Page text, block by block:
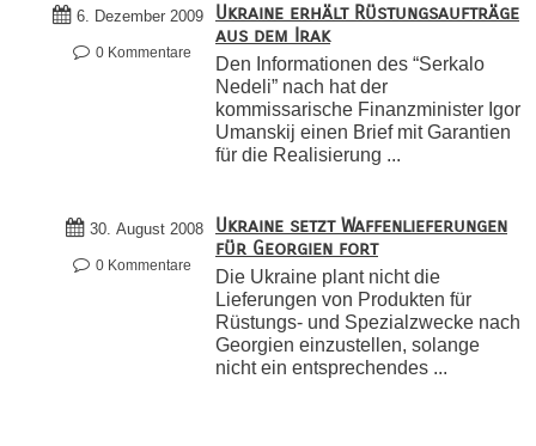
6. Dezember 2009
0 Kommentare
Ukraine erhält Rüstungsaufträge
aus dem Irak
Den Informationen des “Serkalo
Nedeli” nach hat der
kommissarische Finanzminister Igor
Umanskij einen Brief mit Garantien
für die Realisierung ...
30. August 2008
0 Kommentare
Ukraine setzt Waffenlieferungen
für Georgien fort
Die Ukraine plant nicht die
Lieferungen von Produkten für
Rüstungs- und Spezialzwecke nach
Georgien einzustellen, solange
nicht ein entsprechendes ...